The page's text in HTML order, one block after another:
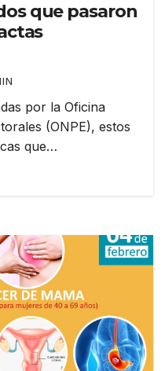
que pasaron
por la Oficina
(ONPE), estos
que…